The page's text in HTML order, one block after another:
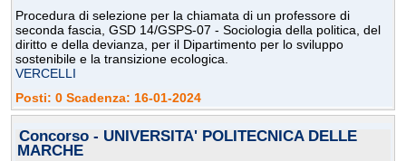
Procedura di selezione per la chiamata di un professore di
seconda fascia, GSD 14/GSPS-07 - Sociologia della politica, del
diritto e della devianza, per il Dipartimento per lo sviluppo
sostenibile e la transizione ecologica.
VERCELLI
Posti: 0 Scadenza: 16-01-2024
Concorso - UNIVERSITA' POLITECNICA DELLE
MARCHE